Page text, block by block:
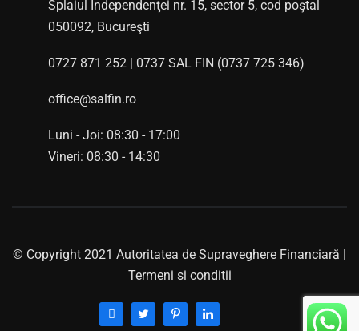
Splaiul Independenţei nr. 15, sector 5, cod poştal
050092, Bucureşti
0727 871 252 | 0737 SAL FIN (0737 725 346)
office@salfin.ro
Luni - Joi: 08:30 - 17:00
Vineri: 08:30 - 14:30
© Copyright 2021 Autoritatea de Supraveghere Financiară |
Termeni si conditii